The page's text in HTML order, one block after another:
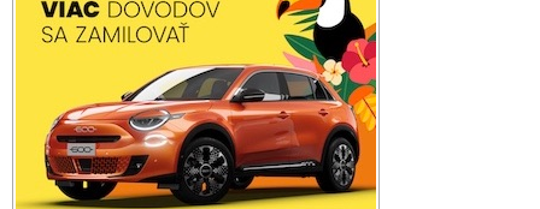
Ocenenie Srdce na dlani je určené
dobrovoľníčkam, dobrovoľníckym projektom a
ktoré vynikajú medzi ostatnými. Do tohto ročníka
zaslali organizácie, ale aj verejnosť spolu 38 platných
v siedmich kategóriách.
Nominácie následne posudzovala päťčlenná
v zložení Veronika Buc (Trnavský samosprávny